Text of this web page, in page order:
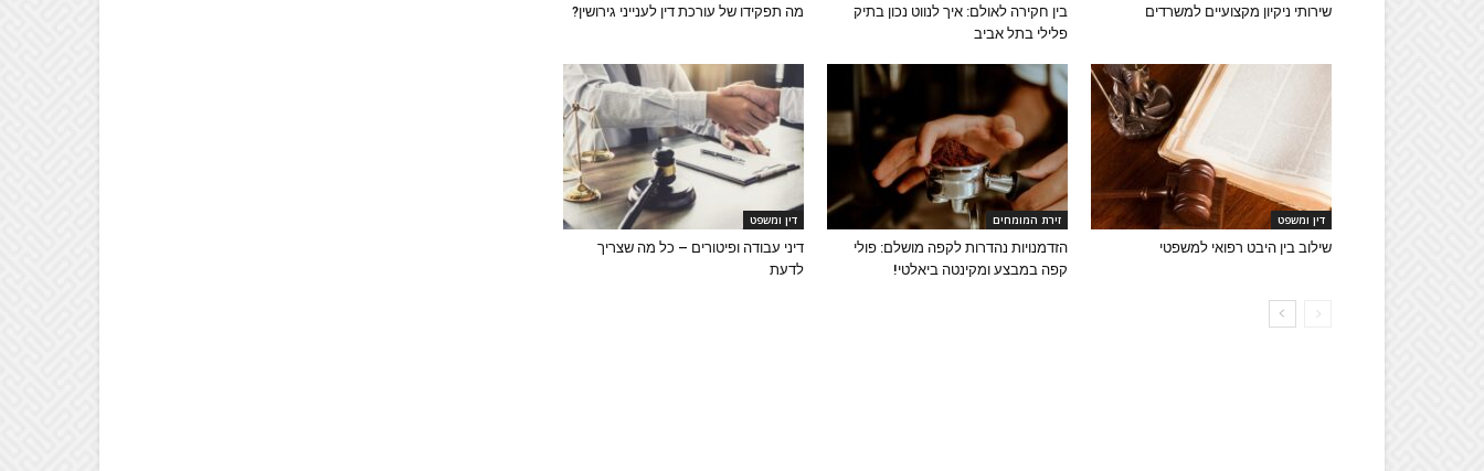
שירותי ניקיון מקצועיים למשרדים
בין חקירה לאולם: איך לנווט נכון בתיק
פלילי בתל אביב
מה תפקידו של עורכת דין לענייני גירושין?
דין ומשפט
שילוב בין היבט רפואי למשפטי
זירת המומחים
הזדמנויות נהדרות לקפה מושלם: פולי
קפה במבצע ומקינטה ביאלטי!
דין ומשפט
דיני עבודה ופיטורים – כל מה שצריך
לדעת